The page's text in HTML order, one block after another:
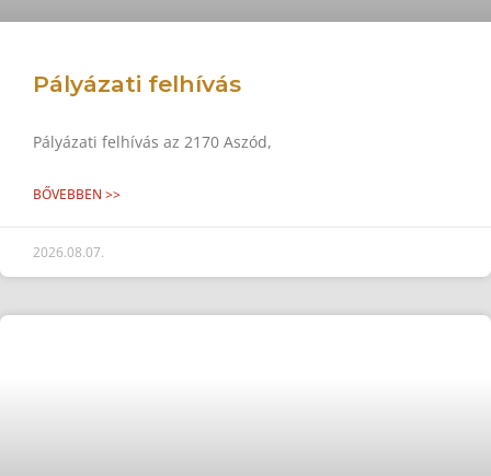
Pályázati felhívás
Pályázati felhívás az 2170 Aszód,
BŐVEBBEN >>
2026.08.07.